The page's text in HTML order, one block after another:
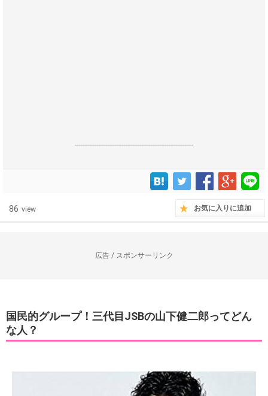
------------------------------------------------------------------
86 view お気に入りに追加
広告 / スポンサーリンク
国民的グループ！三代目JSBの山下健二郎ってどん
な人？